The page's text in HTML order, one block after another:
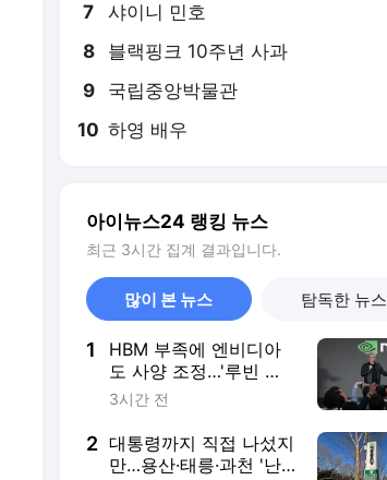
7 샤이니 민호
8 블랙핑크 10주년 사과
9 국립중앙박물관
10 하영 배우
아이뉴스24 랭킹 뉴스
최근 3시간 집계 결과입니다.
많이 본 뉴스 탐독한 뉴스
1
HBM 부족에 엔비디아
도 사양 조정…'루빈 울
트라' 메모리 축소 검토
3시간 전
2 대통령까지 직접 나섰지
만…용산·태릉·과천 '난